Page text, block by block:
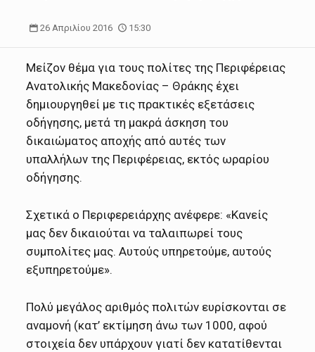
26 Απριλίου 2016 15:30
Μείζον θέμα για τους πολίτες της Περιφέρειας
Ανατολικής Μακεδονίας – Θράκης έχει
δημιουργηθεί με τις πρακτικές εξετάσεις
οδήγησης, μετά τη μακρά άσκηση του
δικαιώματος αποχής από αυτές των
υπαλλήλων της Περιφέρειας, εκτός ωραρίου
οδήγησης.
Σχετικά ο Περιφερειάρχης ανέφερε: «Κανείς
μας δεν δικαιούται να ταλαιπωρεί τους
συμπολίτες μας. Αυτούς υπηρετούμε, αυτούς
εξυπηρετούμε».
Πολύ μεγάλος αριθμός πολιτών ευρίσκονται σε
αναμονή (κατ’ εκτίμηση άνω των 1000, αφού
στοιχεία δεν υπάρχουν γιατί δεν κατατίθενται